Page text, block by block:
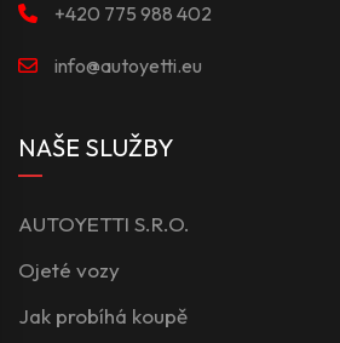
+420 775 988 402
info@autoyetti.eu
NAŠE SLUŽBY
AUTOYETTI S.R.O.
Ojeté vozy
Jak probíhá koupě